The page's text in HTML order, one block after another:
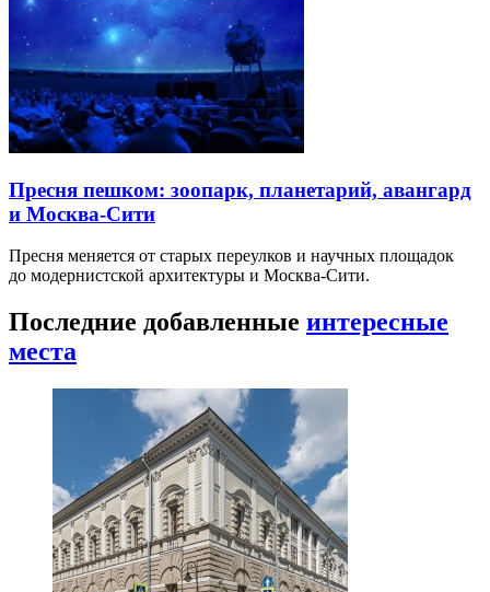
Пресня пешком: зоопарк, планетарий, авангард
и Москва-Сити
Пресня меняется от старых переулков и научных площадок
до модернистской архитектуры и Москва-Сити.
Последние добавленные интересные
места